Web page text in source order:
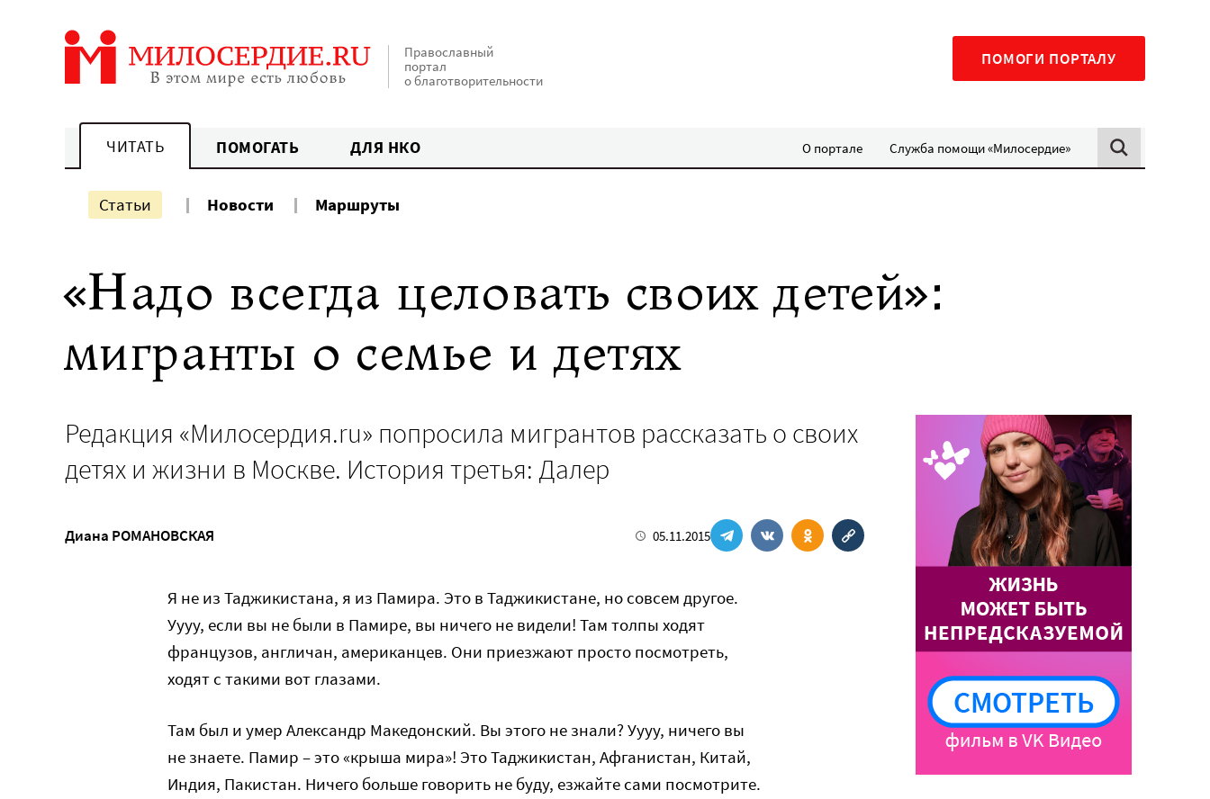
Православный
портал
о благотворительности
ПОМОГИ ПОРТАЛУ
ЧИТАТЬ ПОМОГАТЬ ДЛЯ НКО О портале Служба помощи «Милосердие»
Статьи Новости Маршруты
«Надо всегда целовать своих детей»:
мигранты о семье и детях
Редакция «Милосердия.ru» попросила мигрантов рассказать о своих
детях и жизни в Москве. История третья: Далер
Диана РОМАНОВСКАЯ 05.11.2015
Я не из Таджикистана, я из Памира. Это в Таджикистане, но совсем другое.
Уууу, если вы не были в Памире, вы ничего не видели! Там толпы ходят
французов, англичан, американцев. Они приезжают просто посмотреть,
ходят с такими вот глазами.
Там был и умер Александр Македонский. Вы этого не знали? Уууу, ничего вы
не знаете. Памир – это «крыша мира»! Это Таджикистан, Афганистан, Китай,
Индия, Пакистан. Ничего больше говорить не буду, езжайте сами посмотрите.